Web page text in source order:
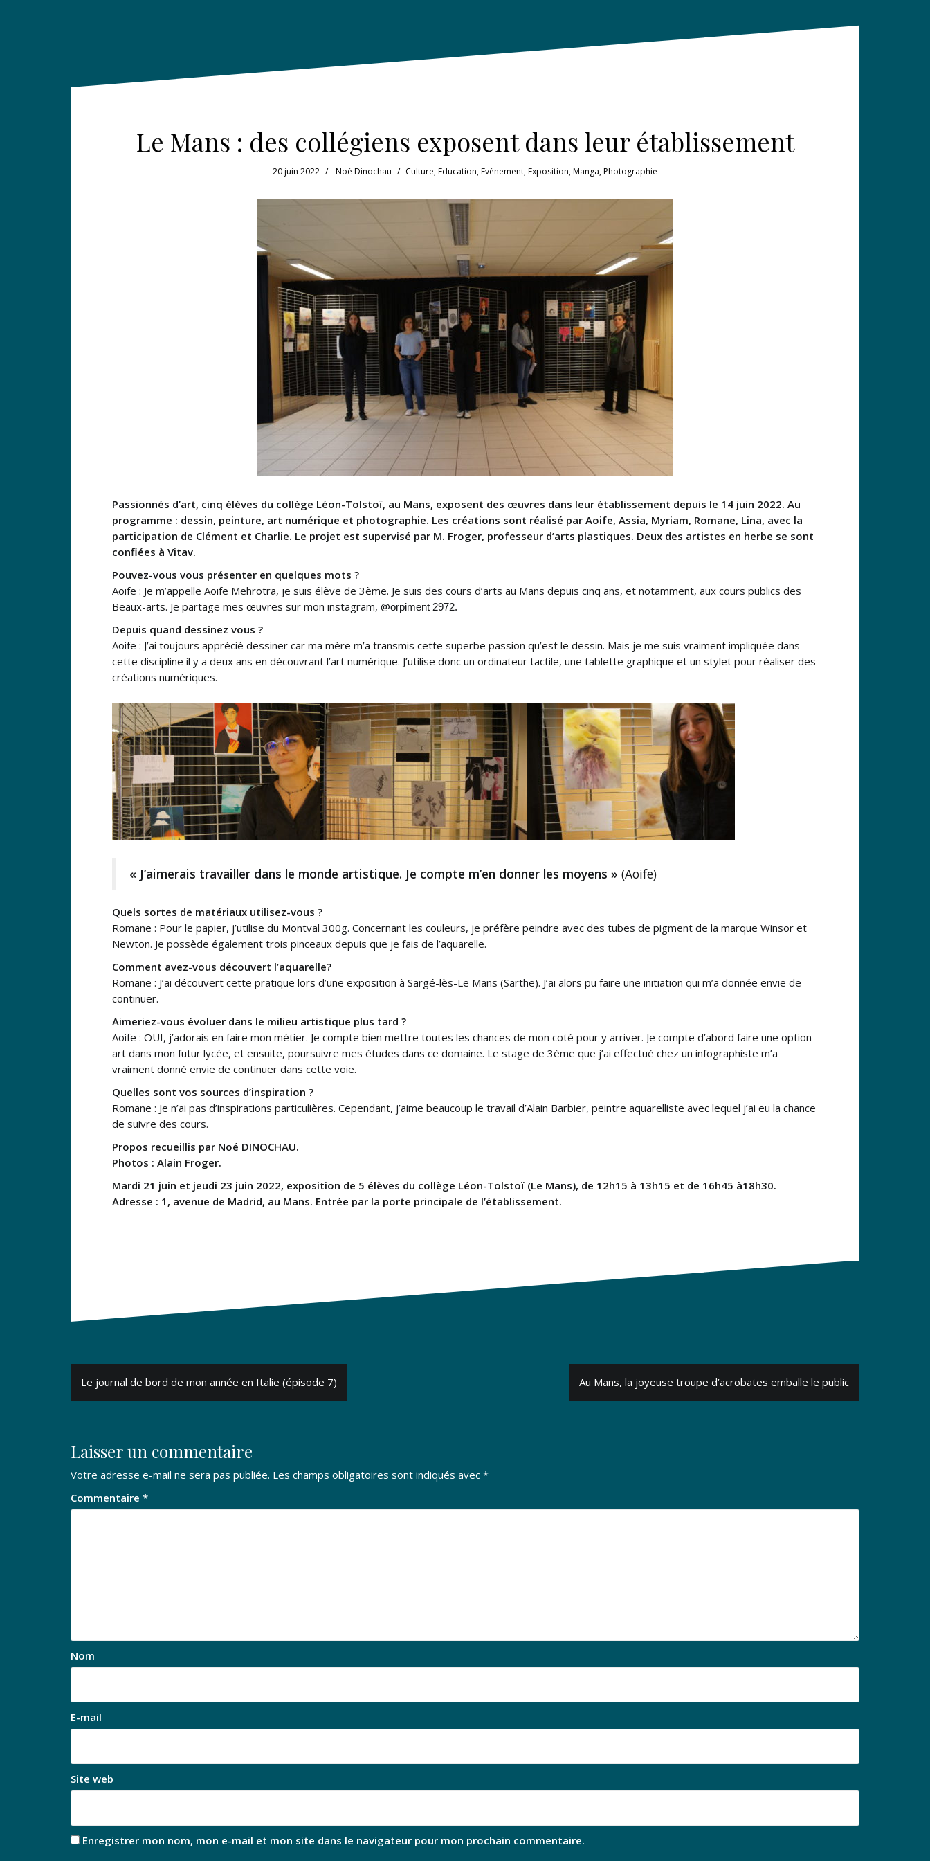
Le Mans : des collégiens exposent dans leur établissement
20 juin 2022 Noé Dinochau Culture,Education,Evénement,Exposition,Manga,Photographie
Passionnés d’art, cinq élèves du collège Léon-Tolstoï, au Mans, exposent des œuvres dans leur établissement depuis le 14 juin 2022. Au
programme : dessin, peinture, art numérique et photographie. Les créations sont réalisé par Aoife, Assia, Myriam, Romane, Lina, avec la
participation de Clément et Charlie. Le projet est supervisé par M. Froger, professeur d’arts plastiques. Deux des artistes en herbe se sont
confiées à Vitav.
Pouvez-vous vous présenter en quelques mots ?
Aoife : Je m’appelle Aoife Mehrotra, je suis élève de 3ème. Je suis des cours d’arts au Mans depuis cinq ans, et notamment, aux cours publics des
Beaux-arts. Je partage mes œuvres sur mon instagram, @orpiment 2972.
Depuis quand dessinez vous ?
Aoife : J’ai toujours apprécié dessiner car ma mère m’a transmis cette superbe passion qu’est le dessin. Mais je me suis vraiment impliquée dans
cette discipline il y a deux ans en découvrant l’art numérique. J’utilise donc un ordinateur tactile, une tablette graphique et un stylet pour réaliser des
créations numériques.
« J’aimerais travailler dans le monde artistique. Je compte m’en donner les moyens » (Aoife)
Quels sortes de matériaux utilisez-vous ?
Romane : Pour le papier, j’utilise du Montval 300g. Concernant les couleurs, je préfère peindre avec des tubes de pigment de la marque Winsor et
Newton. Je possède également trois pinceaux depuis que je fais de l’aquarelle.
Comment avez-vous découvert l’aquarelle?
Romane : J’ai découvert cette pratique lors d’une exposition à Sargé-lès-Le Mans (Sarthe). J’ai alors pu faire une initiation qui m’a donnée envie de
continuer.
Aimeriez-vous évoluer dans le milieu artistique plus tard ?
Aoife : OUI, j’adorais en faire mon métier. Je compte bien mettre toutes les chances de mon coté pour y arriver. Je compte d’abord faire une option
art dans mon futur lycée, et ensuite, poursuivre mes études dans ce domaine. Le stage de 3ème que j’ai effectué chez un infographiste m’a
vraiment donné envie de continuer dans cette voie.
Quelles sont vos sources d’inspiration ?
Romane : Je n’ai pas d’inspirations particulières. Cependant, j’aime beaucoup le travail d’Alain Barbier, peintre aquarelliste avec lequel j’ai eu la chance
de suivre des cours.
Propos recueillis par Noé DINOCHAU.
Photos : Alain Froger.
Mardi 21 juin et jeudi 23 juin 2022, exposition de 5 élèves du collège Léon-Tolstoï (Le Mans), de 12h15 à 13h15 et de 16h45 à18h30.
Adresse : 1, avenue de Madrid, au Mans. Entrée par la porte principale de l’établissement.
Navigation
de
Le journal de bord de mon année en Italie (épisode 7) Au Mans, la joyeuse troupe d’acrobates emballe le public
Laisser un commentaire
Votre adresse e-mail ne sera pas publiée. Les champs obligatoires sont indiqués avec *
Commentaire *
Nom
E-mail
Site web
Enregistrer mon nom, mon e-mail et mon site dans le navigateur pour mon prochain commentaire.